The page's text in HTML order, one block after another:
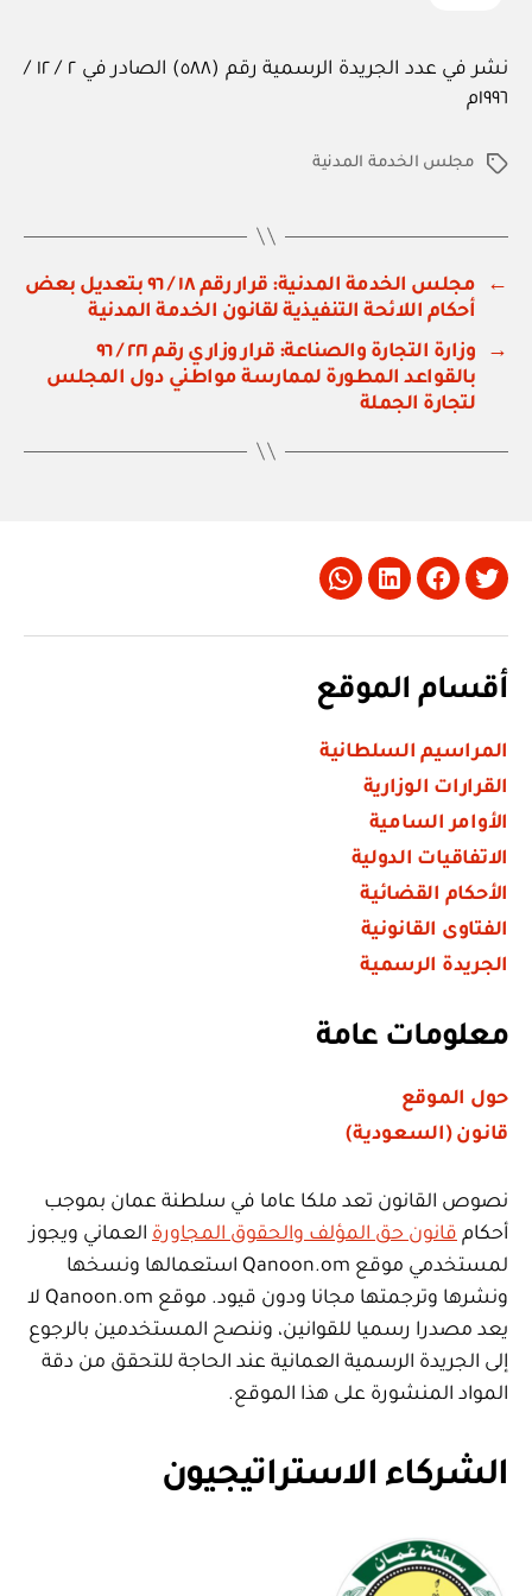
نشر في عدد الجريدة الرسمية رقم (٥٨٨) الصادر في ٢ / ١٢ /
١٩٩٦م
الوسوممجلس الخدمة المدنية
←
مجلس الخدمة المدنية: قرار رقم ١٨ / ٩٦ بتعديل بعض
أحكام اللائحة التنفيذية لقانون الخدمة المدنية
→
وزارة التجارة والصناعة: قرار وزاري رقم ٢٢١ / ٩٦
بالقواعد المطورة لممارسة مواطني دول المجلس
لتجارة الجملة
Twitter
Facebook
LinkedIn
Whatsapp
أقسام الموقع
المراسيم السلطانية
القرارات الوزارية
الأوامر السامية
الاتفاقيات الدولية
الأحكام القضائية
الفتاوى القانونية
الجريدة الرسمية
معلومات عامة
حول الموقع
قانون (السعودية)
نصوص القانون تعد ملكا عاما في سلطنة عمان بموجب
أحكام قانون حق المؤلف والحقوق المجاورة العماني ويجوز
لمستخدمي موقع Qanoon.om استعمالها ونسخها
ونشرها وترجمتها مجانا ودون قيود. موقع Qanoon.om لا
يعد مصدرا رسميا للقوانين، وننصح المستخدمين بالرجوع
إلى الجريدة الرسمية العمانية عند الحاجة للتحقق من دقة
المواد المنشورة على هذا الموقع.
الشركاء الاستراتيجيون